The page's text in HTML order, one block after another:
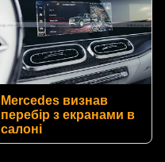
Mercedes визнав
перебір з екранами в
салоні